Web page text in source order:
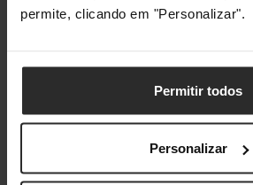
permite, clicando em "Personalizar".
Permitir todos
Personalizar
Análises de produtos agregadas de todas as